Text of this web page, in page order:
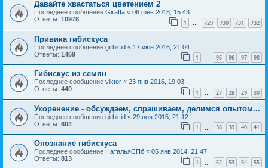
Давайте хвастаться цветением 2
Последнее сообщение Giraffa « 06 фев 2018, 15:43
Ответы: 10978 1 … 729 730 731 732
Привика гибискуса
Последнее сообщение girbicid « 17 июн 2016, 21:04
Ответы: 1469 1 95 96 97 98
Гибискус из семян
Последнее сообщение viktor « 23 янв 2016, 19:03
Ответы: 440 1 … 27 28 29 30
Укоренение - обсуждаем, спрашиваем, делимся опытом...
Последнее сообщение girbicid « 29 ноя 2015, 21:12
Ответы: 604 1 38 39 40 41
Опознание гибискуса
Последнее сообщение НатальяСПб « 05 янв 2014, 21:47
Ответы: 813 1 52 53 54 55